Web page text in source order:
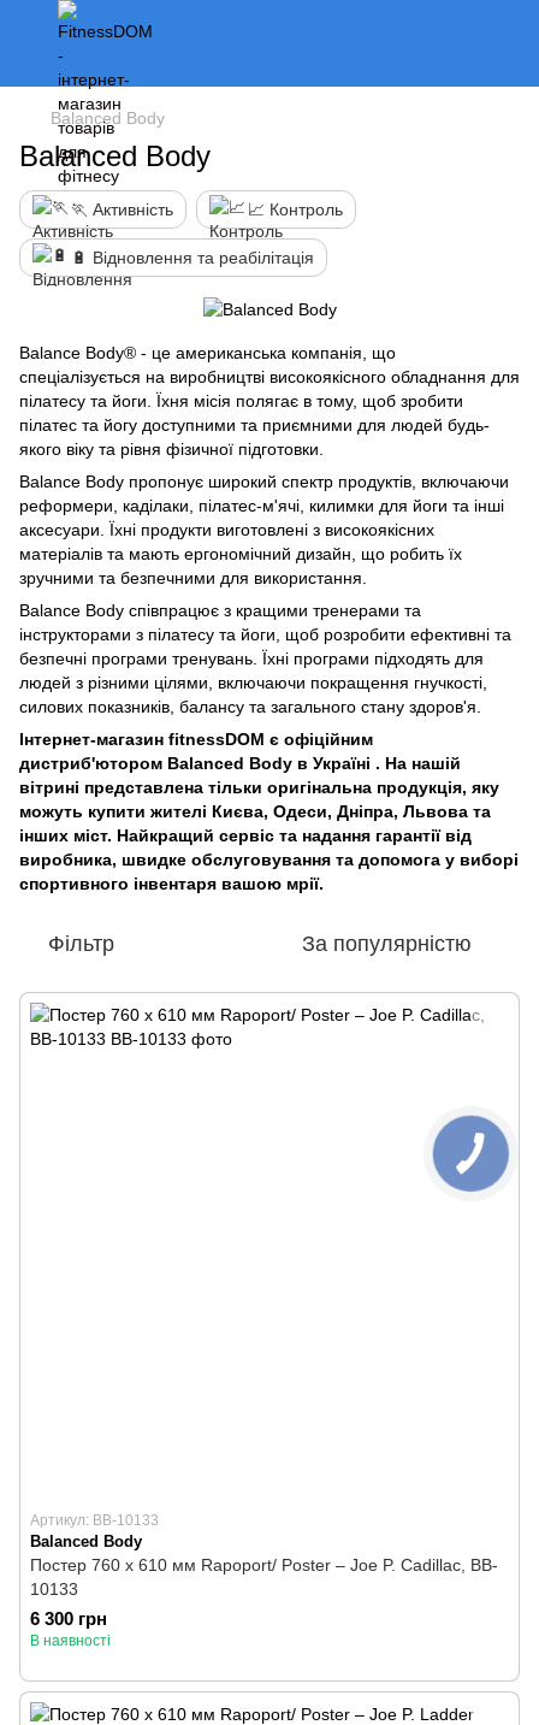
Balanced Body
Balanced Body
🏃 Активність 📈 Контроль
🔋 Відновлення та реабілітація
Balance Body® - це американська компанія, що
спеціалізується на виробництві високоякісного обладнання для
пілатесу та йоги. Їхня місія полягає в тому, щоб зробити
пілатес та йогу доступними та приємними для людей будь-
якого віку та рівня фізичної підготовки.
Balance Body пропонує широкий спектр продуктів, включаючи
реформери, каділаки, пілатес-м'ячі, килимки для йоги та інші
аксесуари. Їхні продукти виготовлені з високоякісних
матеріалів та мають ергономічний дизайн, що робить їх
зручними та безпечними для використання.
Balance Body співпрацює з кращими тренерами та
інструкторами з пілатесу та йоги, щоб розробити ефективні та
безпечні програми тренувань. Їхні програми підходять для
людей з різними цілями, включаючи покращення гнучкості,
силових показників, балансу та загального стану здоров'я.
Інтернет-магазин fitnessDOM є офіційним
дистриб'ютором Balanced Body в Україні . На нашій
вітрині представлена ​​тільки оригінальна продукція, яку
можуть купити жителі Києва, Одеси, Дніпра, Львова та
інших міст. Найкращий сервіс та надання гарантії від
виробника, швидке обслуговування та допомога у виборі
спортивного інвентаря вашою мрії.
Фільтр За популярністю
Артикул: BB-10133
Balanced Body
Постер 760 x 610 мм Rapoport/ Poster – Joe P. Cadillac, BB-
10133
6 300 грн
В наявності